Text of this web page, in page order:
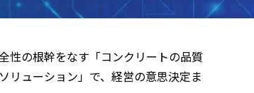
性の根幹をなす「コンクリートの品質
リューション」で、経営の意思決定ま